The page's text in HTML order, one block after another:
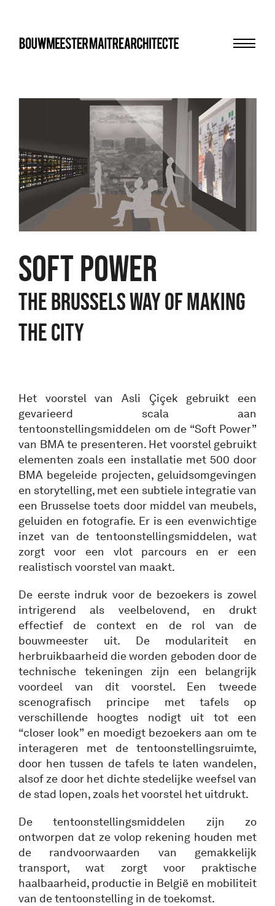
bma
SOFT POWER
The Brussels Way of Making
the City
Het voorstel van Asli Çiçek gebruikt een
gevarieerd scala aan
tentoonstellingsmiddelen om de “Soft Power”
van BMA te presenteren. Het voorstel gebruikt
elementen zoals een installatie met 500 door
BMA begeleide projecten, geluidsomgevingen
en storytelling, met een subtiele integratie van
een Brusselse toets door middel van meubels,
geluiden en fotografie. Er is een evenwichtige
inzet van de tentoonstellingsmiddelen, wat
zorgt voor een vlot parcours en er een
realistisch voorstel van maakt.
De eerste indruk voor de bezoekers is zowel
intrigerend als veelbelovend, en drukt
effectief de context en de rol van de
bouwmeester uit. De modulariteit en
herbruikbaarheid die worden geboden door de
technische tekeningen zijn een belangrijk
voordeel van dit voorstel. Een tweede
scenografisch principe met tafels op
verschillende hoogtes nodigt uit tot een
“closer look” en moedigt bezoekers aan om te
interageren met de tentoonstellingsruimte,
door hen tussen de tafels te laten wandelen,
alsof ze door het dichte stedelijke weefsel van
de stad lopen, zoals het voorstel het uitdrukt.
De tentoonstellingsmiddelen zijn zo
ontworpen dat ze volop rekening houden met
de randvoorwaarden van gemakkelijk
transport, wat zorgt voor praktische
haalbaarheid, productie in België en mobiliteit
van de tentoonstelling in de toekomst.